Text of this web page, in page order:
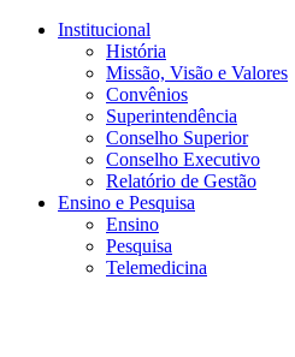
Conteúdo principal
Institucional
História
Missão, Visão e Valores
Convênios
Superintendência
Conselho Superior
Conselho Executivo
Relatório de Gestão
Ensino e Pesquisa
Ensino
Pesquisa
Telemedicina